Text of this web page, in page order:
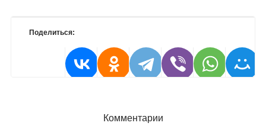
Поделиться:
Комментарии